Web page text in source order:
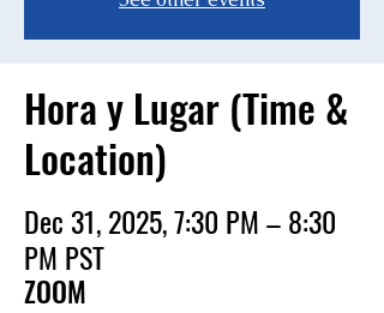
Hora y Lugar (Time &
Location)
Dec 31, 2025, 7:30 PM – 8:30
PM PST
ZOOM